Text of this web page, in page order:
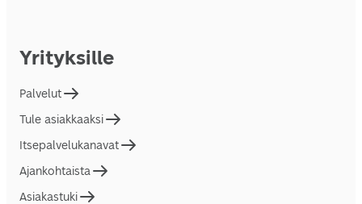
Yrityksille
Palvelut
Tule asiakkaaksi
Itsepalvelukanavat
Ajankohtaista
Asiakastuki